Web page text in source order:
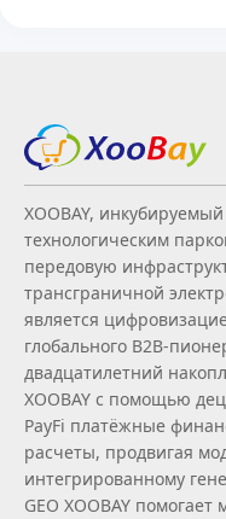
XOOBAY,
технологическим
передовую
трансграничной
является
глобального
двадцатилетний
XOOBAY с помощью
PayFi платёжные
расчеты, продвигая
интегрированному
GEO XOOBAY